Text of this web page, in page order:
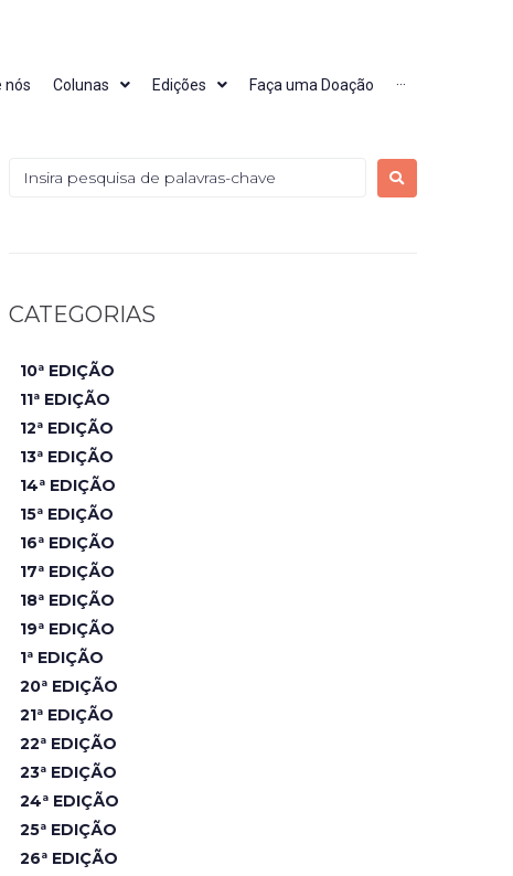
nós Colunas Edições Faça uma Doação ···
CATEGORIAS
10ª EDIÇÃO
11ª EDIÇÃO
12ª EDIÇÃO
13ª EDIÇÃO
14ª EDIÇÃO
15ª EDIÇÃO
16ª EDIÇÃO
17ª EDIÇÃO
18ª EDIÇÃO
19ª EDIÇÃO
1ª EDIÇÃO
20ª EDIÇÃO
21ª EDIÇÃO
22ª EDIÇÃO
23ª EDIÇÃO
24ª EDIÇÃO
25ª EDIÇÃO
26ª EDIÇÃO